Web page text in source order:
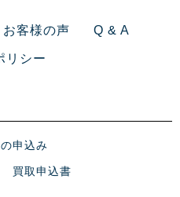
お客様の声 Q & A
リシー
申込み
買取申込書